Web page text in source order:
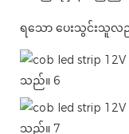
ရသော ပေးသွင်းသူလ